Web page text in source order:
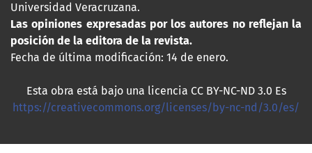
Universidad Veracruzana.
Las opiniones expresadas por los autores no reflejan la
posición de la editora de la revista.
Fecha de última modificación: 14 de enero.
Esta obra está bajo una licencia CC BY-NC-ND 3.0 Es
https://creativecommons.org/licenses/by-nc-nd/3.0/es/